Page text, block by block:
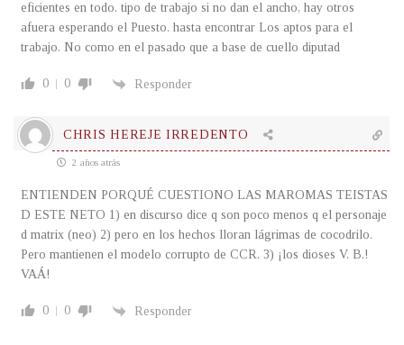
eficientes en todo. tipo de trabajo si no dan el ancho, hay otros
afuera esperando el Puesto. hasta encontrar Los aptos para el
trabajo. No como en el pasado que a base de cuello diputad
0 0 Responder
CHRIS HEREJE IRREDENTO
2 años atrás
ENTIENDEN PORQUÉ CUESTIONO LAS MAROMAS TEISTAS
D ESTE NETO 1) en discurso dice q son poco menos q el personaje
d matrix (neo) 2) pero en los hechos lloran lágrimas de cocodrilo.
Pero mantienen el modelo corrupto de CCR. 3) ¡los dioses V. B.!
VAÁ!
0 0 Responder